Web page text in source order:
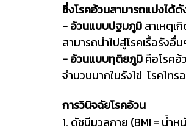
ซึ่งโรคอ้วนสามารถแบ่งได้
- อ้วนแบบปฐมภูมิสาเหตุเ
สามารถนำไปสู่โรคเรื้อรังอื่
- อ้วนแบบทุติยภูมิคือโรคอ้
จำนวนมากในรังไข่ โรคไ
การวินิจฉัยโรคอ้วน
1. ดัชนีมวลกาย (BMI = น้ำ